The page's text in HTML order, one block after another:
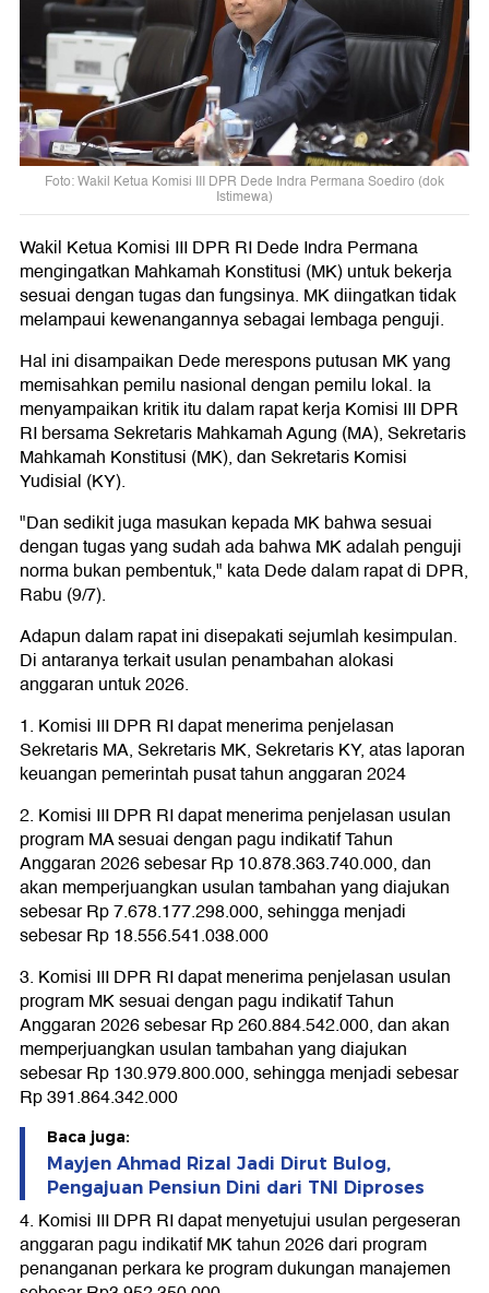
Foto: Wakil Ketua Komisi III DPR Dede Indra Permana Soediro (dok
Istimewa)
Wakil Ketua Komisi III DPR RI Dede Indra Permana
mengingatkan Mahkamah Konstitusi (MK) untuk bekerja
sesuai dengan tugas dan fungsinya. MK diingatkan tidak
melampaui kewenangannya sebagai lembaga penguji.
Hal ini disampaikan Dede merespons putusan MK yang
memisahkan pemilu nasional dengan pemilu lokal. Ia
menyampaikan kritik itu dalam rapat kerja Komisi III DPR
RI bersama Sekretaris Mahkamah Agung (MA), Sekretaris
Mahkamah Konstitusi (MK), dan Sekretaris Komisi
Yudisial (KY).
"Dan sedikit juga masukan kepada MK bahwa sesuai
dengan tugas yang sudah ada bahwa MK adalah penguji
norma bukan pembentuk," kata Dede dalam rapat di DPR,
Rabu (9/7).
Adapun dalam rapat ini disepakati sejumlah kesimpulan.
Di antaranya terkait usulan penambahan alokasi
anggaran untuk 2026.
1. Komisi III DPR RI dapat menerima penjelasan
Sekretaris MA, Sekretaris MK, Sekretaris KY, atas laporan
keuangan pemerintah pusat tahun anggaran 2024
2. Komisi III DPR RI dapat menerima penjelasan usulan
program MA sesuai dengan pagu indikatif Tahun
Anggaran 2026 sebesar Rp 10.878.363.740.000, dan
akan memperjuangkan usulan tambahan yang diajukan
sebesar Rp 7.678.177.298.000, sehingga menjadi
sebesar Rp 18.556.541.038.000
3. Komisi III DPR RI dapat menerima penjelasan usulan
program MK sesuai dengan pagu indikatif Tahun
Anggaran 2026 sebesar Rp 260.884.542.000, dan akan
memperjuangkan usulan tambahan yang diajukan
sebesar Rp 130.979.800.000, sehingga menjadi sebesar
Rp 391.864.342.000
Baca juga:
Mayjen Ahmad Rizal Jadi Dirut Bulog,
Pengajuan Pensiun Dini dari TNI Diproses
4. Komisi III DPR RI dapat menyetujui usulan pergeseran
anggaran pagu indikatif MK tahun 2026 dari program
penanganan perkara ke program dukungan manajemen